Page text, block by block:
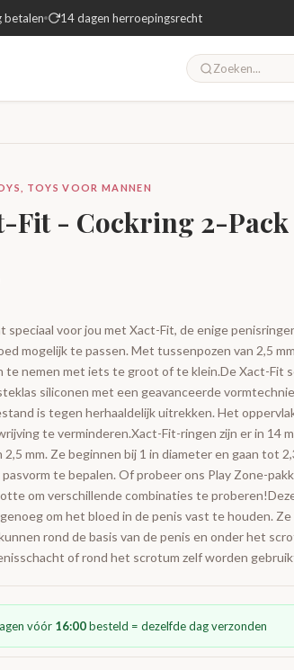
betalen 14 dagen herroepingsrecht
TOYS VOOR MANNEN
Fit - Cockring 2-Pack
speciaal voor jou met Xact-Fit, de enige
mogelijk te passen. Met tussenpozen van 2,5
te nemen met iets te groot of te klein.De Xact-Fit
siliconen met een geavanceerde
is tegen herhaaldelijk uitrekken. Het
te verminderen.Xact-Fit-ringen zijn er in 14
mm. Ze beginnen bij 1 in diameter en gaan tot
te bepalen. Of probeer ons Play Zone-
om verschillende combinaties te
om het bloed in de penis vast te houden.
rond de basis van de penis en onder het
of rond het scrotum zelf worden
vóór 16:00besteld = dezelfde dag verzonden